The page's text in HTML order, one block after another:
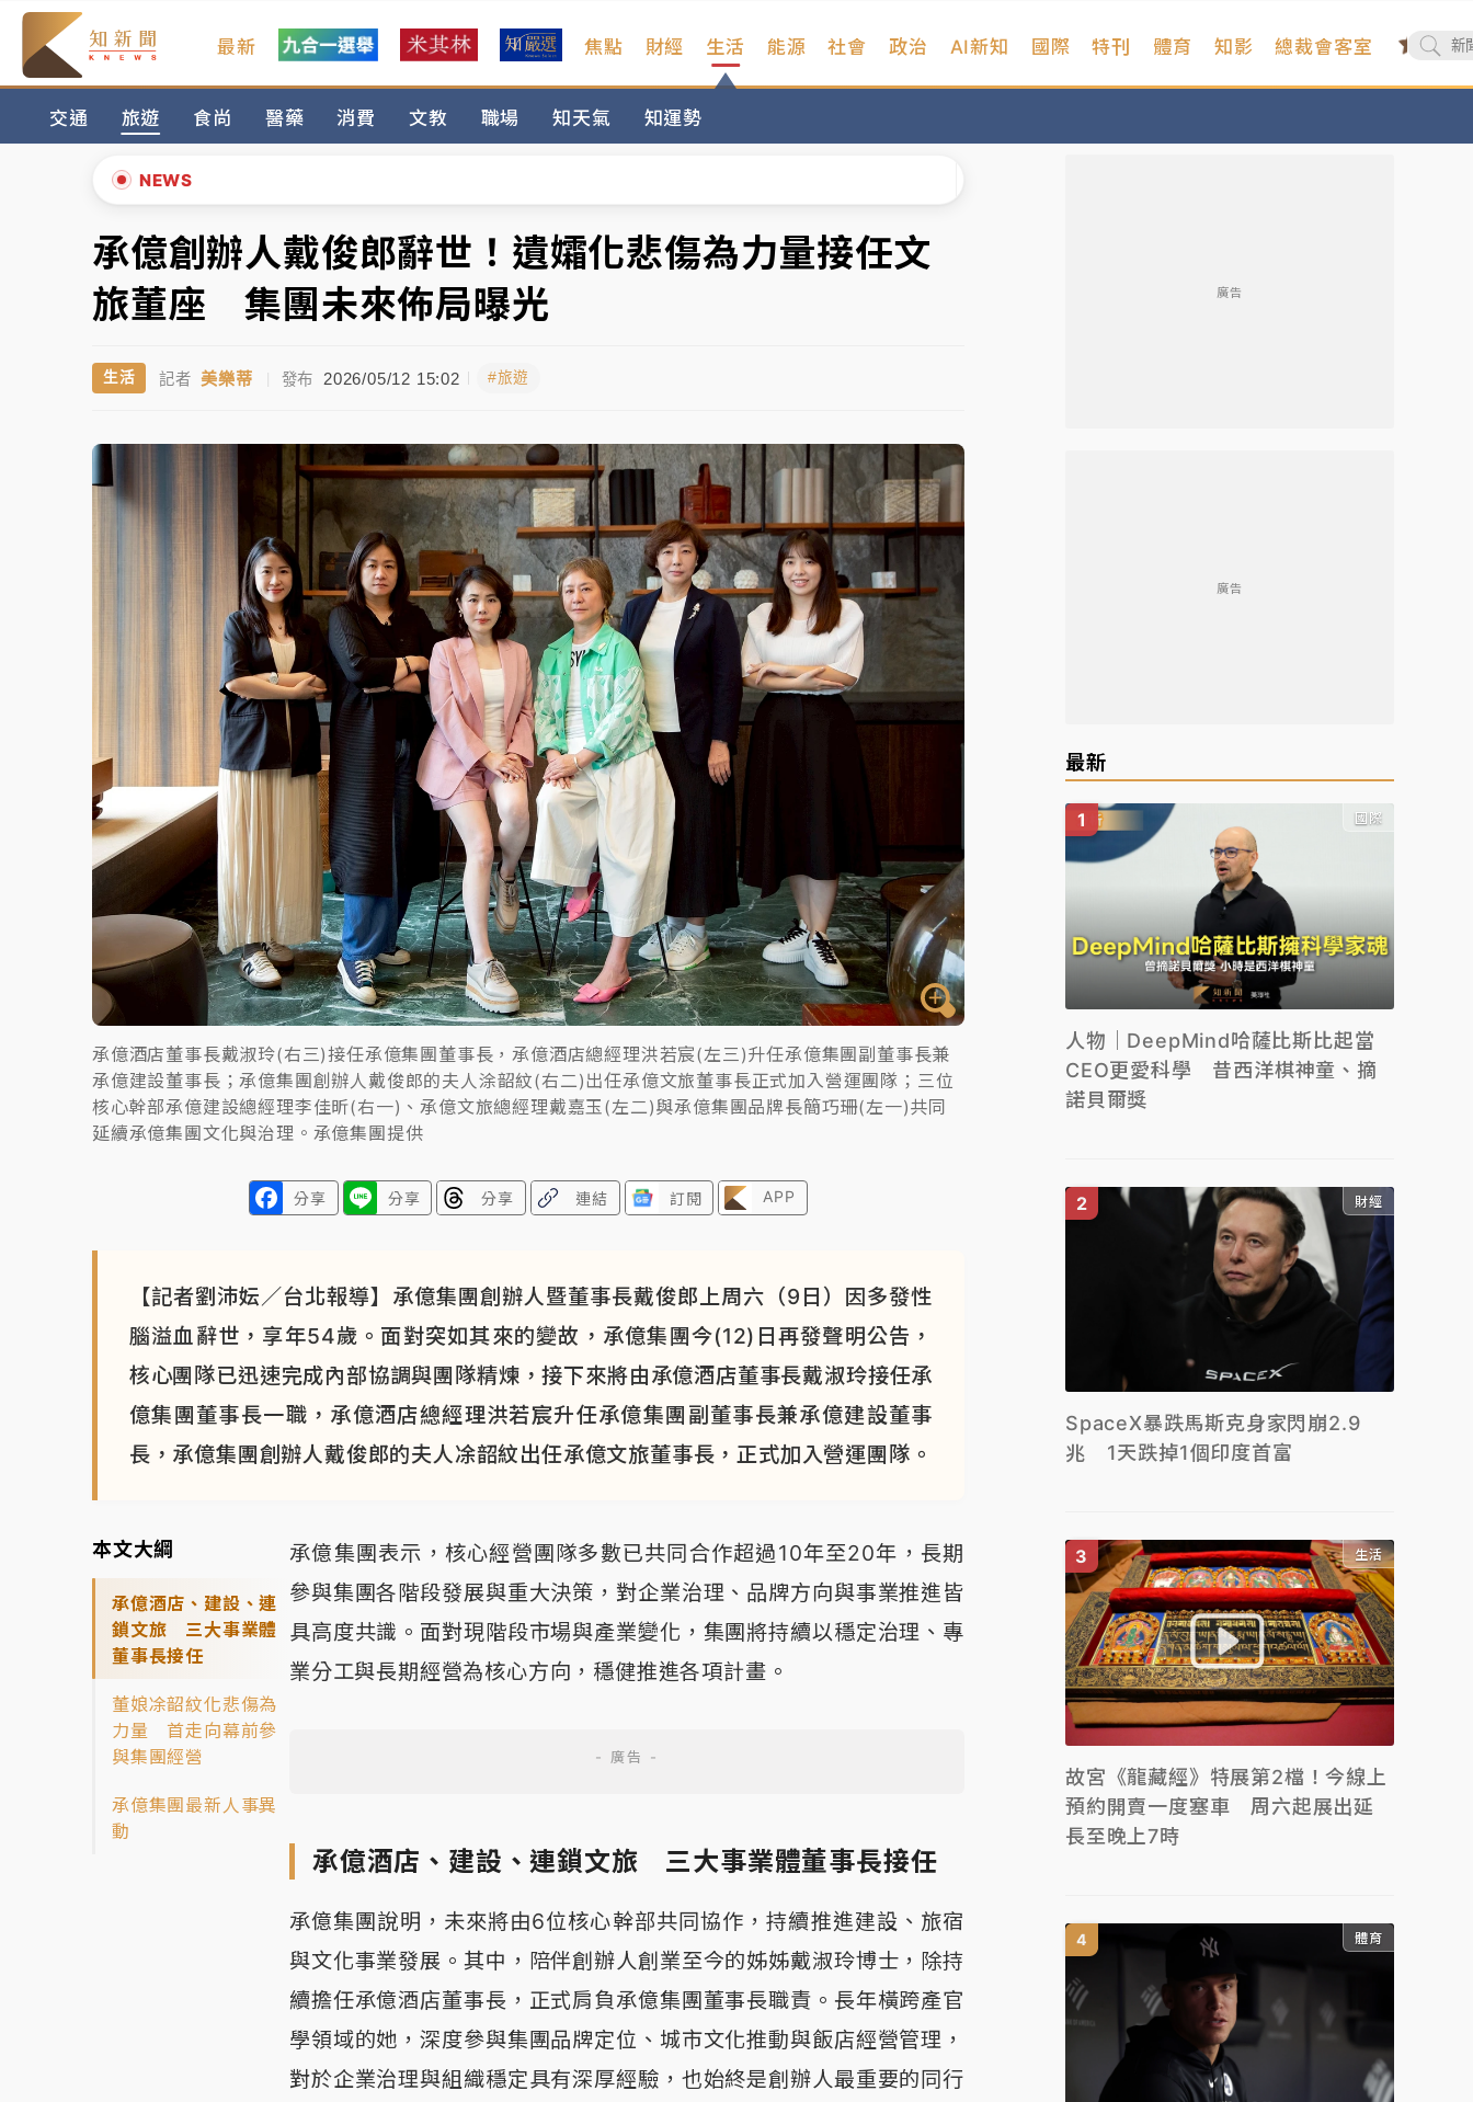
最新 焦點 財經 生活
交通 旅遊 食尚 醫藥 消費 文教 職場 知天氣 知運勢
能源 社會 政治 AI新知 國際 特刊 體育 知影 總裁會客室
NEWS
中信慈善基金會想增加董事人數！辜仲諒向法院聲請遭駁 理由曝光
故宮《龍藏經》特展第2檔！今線上預約開賣一度塞車 周六起展出延長至晚上7時
台東農業處長涉圖利渡假村！東檢抗告成功 今重開羈押庭
父親節泡湯了！中颱白海豚雨彈轟3天 「紅到發紫」降雨熱區曝
中信慈善基金會想增加董事人數！辜仲諒向法院聲請遭駁 理由曝光
台東農業處長涉圖利渡假村！東檢抗告成功 今重開羈押庭
父親節泡湯了！中颱白海豚雨彈轟3天 「紅到發紫」降雨熱區曝
▲
▼
承億創辦人戴俊郎辭世！遺孀化悲傷為力量接任文
旅董座 集團未來佈局曝光
生活 記者 美樂蒂 | 發布 2026/05/12 15:02 #旅遊
承億酒店董事長戴淑玲(右三)接任承億集團董事長，承億酒店總經理洪若宸(左三)升任承億集團副董事長兼
承億建設董事長；承億集團創辦人戴俊郎的夫人涂韶紋(右二)出任承億文旅董事長正式加入營運團隊；三位
核心幹部承億建設總經理李佳昕(右一)、承億文旅總經理戴嘉玉(左二)與承億集團品牌長簡巧珊(左一)共同
延續承億集團文化與治理。承億集團提供
分享 分享 分享 連結 訂閱 APP
【記者劉沛妘／台北報導】承億集團創辦人暨董事長戴俊郎上周六（9日）因多發性
腦溢血辭世，享年54歲。面對突如其來的變故，承億集團今(12)日再發聲明公告，
核心團隊已迅速完成內部協調與團隊精煉，接下來將由承億酒店董事長戴淑玲接任承
億集團董事長一職，承億酒店總經理洪若宸升任承億集團副董事長兼承億建設董事
長，承億集團創辦人戴俊郎的夫人凃韶紋出任承億文旅董事長，正式加入營運團隊。
本文大綱
承億酒店、建設、連
鎖文旅 三大事業體
董事長接任
董娘凃韶紋化悲傷為
力量 首走向幕前參
與集團經營
承億集團最新人事異
動
承億集團表示，核心經營團隊多數已共同合作超過10年至20年，長期
參與集團各階段發展與重大決策，對企業治理、品牌方向與事業推進皆
具高度共識。面對現階段市場與產業變化，集團將持續以穩定治理、專
業分工與長期經營為核心方向，穩健推進各項計畫。
承億酒店、建設、連鎖文旅 三大事業體董事長接任
承億集團說明，未來將由6位核心幹部共同協作，持續推進建設、旅宿
與文化事業發展。其中，陪伴創辦人創業至今的姊姊戴淑玲博士，除持
續擔任承億酒店董事長，正式肩負承億集團董事長職責。長年橫跨產官
學領域的她，深度參與集團品牌定位、城市文化推動與飯店經營管理，
對於企業治理與組織穩定具有深厚經驗，也始終是創辦人最重要的同行
廣告
廣告
最新
國際
人物｜DeepMind哈薩比斯比起當
CEO更愛科學 昔西洋棋神童、摘
諾貝爾獎
財經
SpaceX暴跌馬斯克身家閃崩2.9
兆 1天跌掉1個印度首富
生活
故宮《龍藏經》特展第2檔！今線上
預約開賣一度塞車 周六起展出延
長至晚上7時
體育